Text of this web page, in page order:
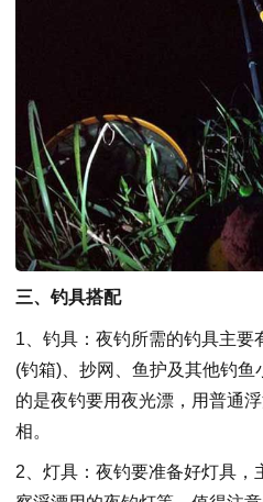
三、钓具搭配
1、钓具：夜钓所需的钓具主要
(钓箱)、抄网、鱼护及其他钓鱼
的是夜钓要用夜光漂，用普通
相。
2、灯具：夜钓要准备好灯具，